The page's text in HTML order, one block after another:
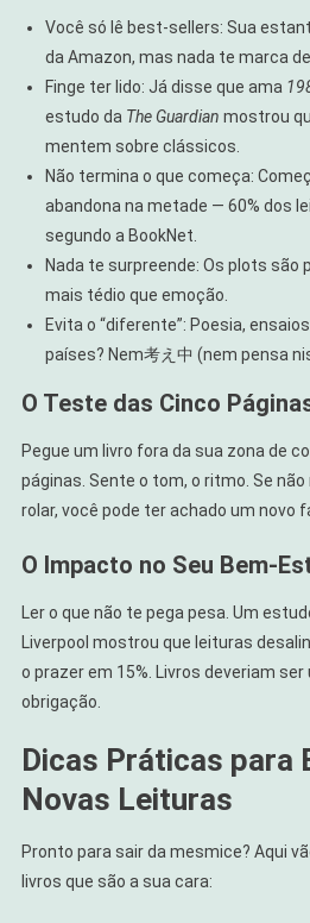
Você só lê best-sellers: Sua
da Amazon, mas nada te marca de
Finge ter lido: Já disse que ama
estudo da The Guardian mostrou
mentem sobre clássicos.
Não termina o que começa:
abandona na metade — 60% dos
segundo a BookNet.
Nada te surpreende: Os plots são
mais tédio que emoção.
Evita o “diferente”: Poesia,
países? Nem考え中 (nem pensa
O Teste das Cinco
Pegue um livro fora da sua zona de
páginas. Sente o tom, o ritmo. Se
rolar, você pode ter achado um novo
O Impacto no Seu Bem-
Ler o que não te pega pesa. Um
Liverpool mostrou que leituras
o prazer em 15%. Livros deveriam
obrigação.
Dicas Práticas para
Novas Leituras
Pronto para sair da mesmice? Aqui
livros que são a sua cara: